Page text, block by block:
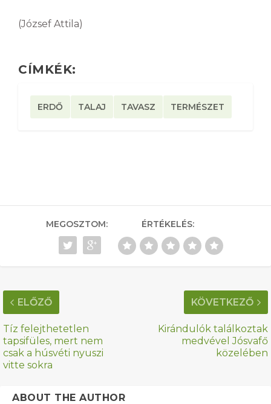
(József Attila)
CÍMKÉK:
ERDŐ TALAJ TAVASZ TERMÉSZET
MEGOSZTOM: ÉRTÉKELÉS:
ELŐZŐ
Tíz felejthetetlen
tapsifüles, mert nem
csak a húsvéti nyuszi
vitte sokra
KÖVETKEZŐ
Kirándulók találkoztak
medvével Jósvafő
közelében
ABOUT THE AUTHOR